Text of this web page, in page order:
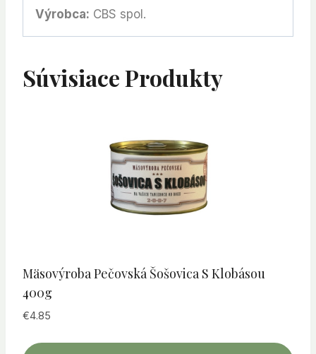
Výrobca: CBS spol.
Súvisiace Produkty
Mäsovýroba Pečovská Šošovica S Klobásou
400g
€4.85